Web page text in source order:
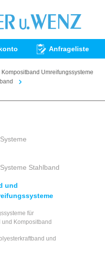
Anfrageliste
Umreifungssysteme
Stahlband
und
für
und Kompositband
und